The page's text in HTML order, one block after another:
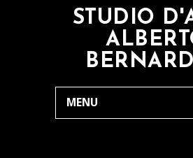
STUDIO
MENU